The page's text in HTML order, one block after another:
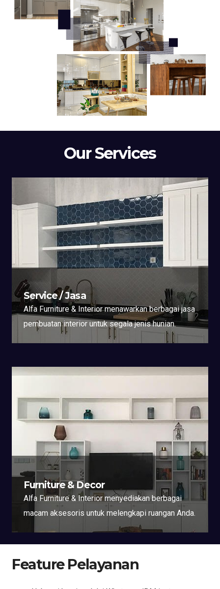
Our Services
Service / Jasa
Alfa Furniture & Interior menawarkan berbagai jasa
pembuatan interior untuk segala jenis hunian.
Furniture & Decor
Alfa Furniture & Interior menyediakan berbagai
macam aksesoris untuk melengkapi ruangan Anda.
Feature Pelayanan